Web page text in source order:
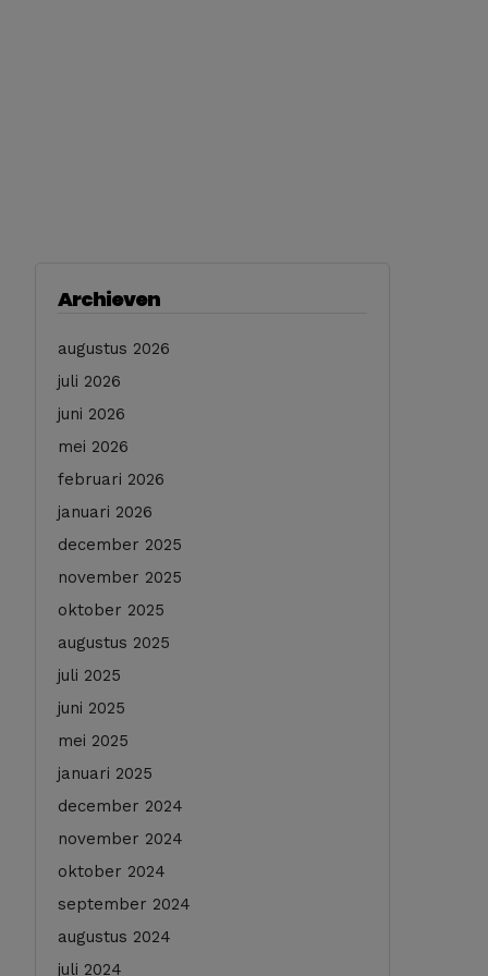
Archieven
augustus 2026
juli 2026
juni 2026
mei 2026
februari 2026
januari 2026
december 2025
november 2025
oktober 2025
augustus 2025
juli 2025
juni 2025
mei 2025
januari 2025
december 2024
november 2024
oktober 2024
september 2024
augustus 2024
juli 2024